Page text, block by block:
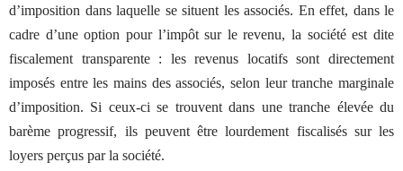
d’imposition dans laquelle se situent les associés. En effet, dans le
cadre d’une option pour l’impôt sur le revenu, la société est dite
fiscalement transparente : les revenus locatifs sont directement
imposés entre les mains des associés, selon leur tranche marginale
d’imposition. Si ceux-ci se trouvent dans une tranche élevée du
barème progressif, ils peuvent être lourdement fiscalisés sur les
loyers perçus par la société.